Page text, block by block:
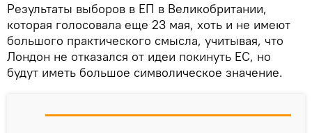
Результаты выборов в ЕП в Великобритании,
которая голосовала еще 23 мая, хоть и не имеют
большого практического смысла, учитывая, что
Лондон не отказался от идеи покинуть ЕС, но
будут иметь большое символическое значение.